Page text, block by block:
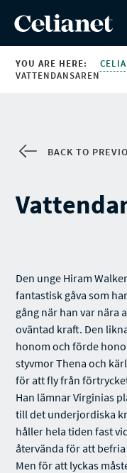
YOU ARE HERE:
VATTENDANSAREN
BACK TO
Den unge Hiram
fantastisk gåva som
gång när han var nära
oväntad kraft. Den
honom och förde
styvmor Thena och
för att fly från
Han lämnar Virginias
till det underjordiska
håller hela tiden fast
återvända för att
Men för att lyckas